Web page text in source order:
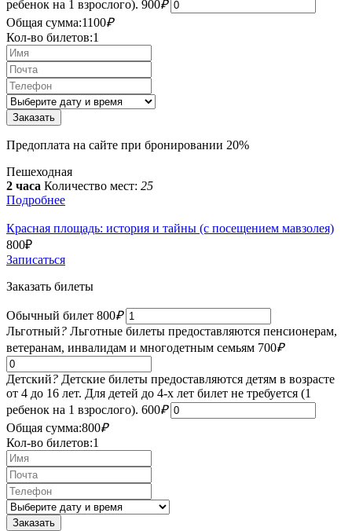
ребенок на 1 взрослого). 900₽
Общая сумма:1100₽
Кол-во билетов:1
Предоплата на сайте при бронировании 20%
Пешеходная
2 часа Количество мест: 25
Подробнее
Красная площадь: история и тайны (с посещением мавзолея)
800₽
Записаться
Заказать билеты
Обычный билет 800₽
Льготный? Льготные билеты предоставляются пенсионерам,
ветеранам, инвалидам и многодетным семьям 700₽
Детский? Детские билеты предоставляются детям в возрасте
от 4 до 16 лет. Для детей до 4-х лет билет не требуется (1
ребенок на 1 взрослого). 600₽
Общая сумма:800₽
Кол-во билетов:1